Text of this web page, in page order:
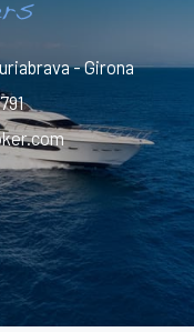
- Girona